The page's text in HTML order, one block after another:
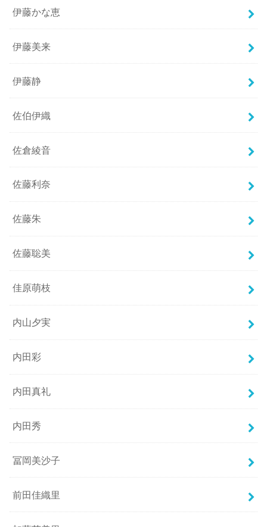
伊藤かな恵
伊藤美来
伊藤静
佐伯伊織
佐倉綾音
佐藤利奈
佐藤朱
佐藤聡美
佳原萌枝
内山夕実
内田彩
内田真礼
内田秀
冨岡美沙子
前田佳織里